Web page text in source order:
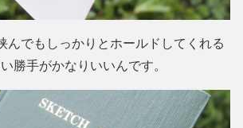
んでもしっかりとホールドしてくれる
勝手がかなりいいんです。